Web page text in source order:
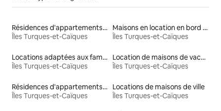
Résidences d'appartements en location
Îles Turques-et-Caïques
Maisons en location en bord de mer
Îles Turques-et-Caïques
Locations adaptées aux familles
Îles Turques-et-Caïques
Location de maisons de vacances
Îles Turques-et-Caïques
Résidences d'appartements en bord de mer
Îles Turques-et-Caïques
Locations de maisons de ville
Îles Turques-et-Caïques